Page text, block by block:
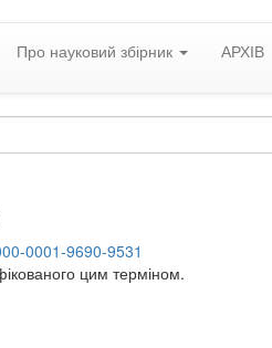
Про науковий збірник АРХІВ
0001-9690-9531
цим терміном.